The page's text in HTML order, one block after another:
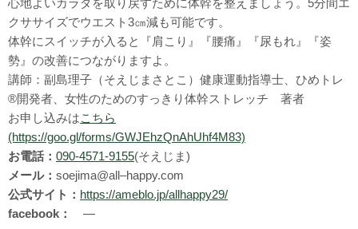
心地よいカラダを取り戻すために体幹を整えましょう。5分間エ
クササイズでウエスト3㎝減も可能です。
体幹にスイッチが入ると『肩こり』『腰痛』『尿もれ』『姿
勢』の改善につながりますよ。
講師：副島理子（そえじまさとこ）健康運動指導士、ひめトレ
®開発者、女性のためのすっきり体幹ストレッチ 著者
お申し込みはこちら
(https://goo.gl/forms/GWJEhzQnAhUhf4M83)
お電話： 090-4571-9155(そえじま)
メール： soejima@all–happy.com
公式サイト： https://ameblo.jp/allhappy29/
facebook：
―